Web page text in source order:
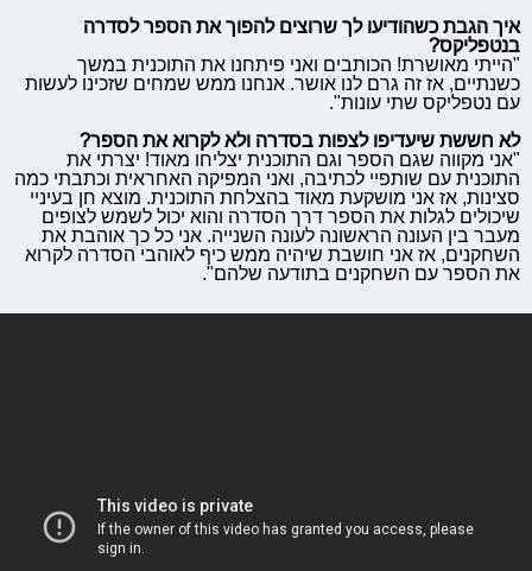
איך הגבת כשהודיעו לך שרוצים להפוך את הספר לסדרה
בנטפליקס?
"הייתי מאושרת! הכותבים ואני פיתחנו את התוכנית במשך
כשנתיים, אז זה גרם לנו אושר. אנחנו ממש שמחים שזכינו לעשות
עם נטפליקס שתי עונות".
לא חששת שיעדיפו לצפות בסדרה ולא לקרוא את הספר?
"אני מקווה שגם הספר וגם התוכנית יצליחו מאוד! יצרתי את
התוכנית עם שותפיי לכתיבה, ואני המפיקה האחראית וכתבתי כמה
סצינות, אז אני מושקעת מאוד בהצלחת התוכנית. מוצא חן בעיניי
שיכולים לגלות את הספר דרך הסדרה והוא יכול לשמש לצופים
מעבר בין העונה הראשונה לעונה השנייה. אני כל כך אוהבת את
השחקנים, אז אני חושבת שיהיה ממש כיף לאוהבי הסדרה לקרוא
את הספר עם השחקנים בתודעה שלהם".